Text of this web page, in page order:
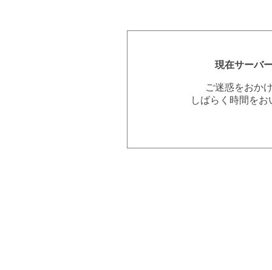
現在サーバ
ご迷惑をおか
しばらく時間を